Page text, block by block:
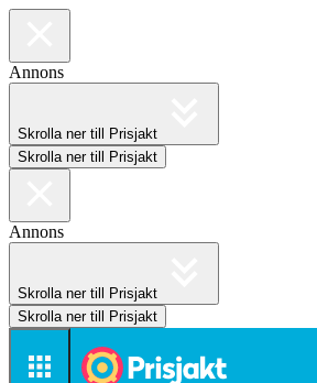
Annons
Skrolla ner till Prisjakt
Skrolla ner till Prisjakt
Annons
Skrolla ner till Prisjakt
Skrolla ner till Prisjakt